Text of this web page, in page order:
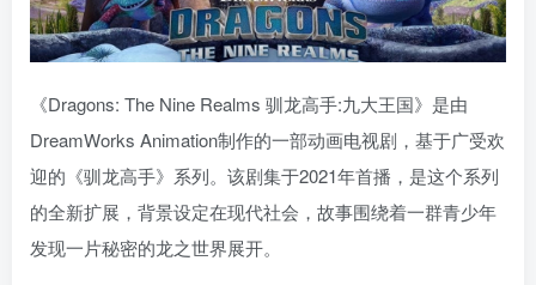
《Dragons: The Nine Realms 驯龙高手:九大王国》是由
DreamWorks Animation制作的一部动画电视剧，基于广受欢
迎的《驯龙高手》系列。该剧集于2021年首播，是这个系列
的全新扩展，背景设定在现代社会，故事围绕着一群青少年
发现一片秘密的龙之世界展开。